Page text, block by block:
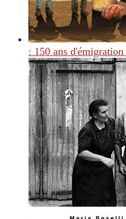
: 150 ans d'émigration